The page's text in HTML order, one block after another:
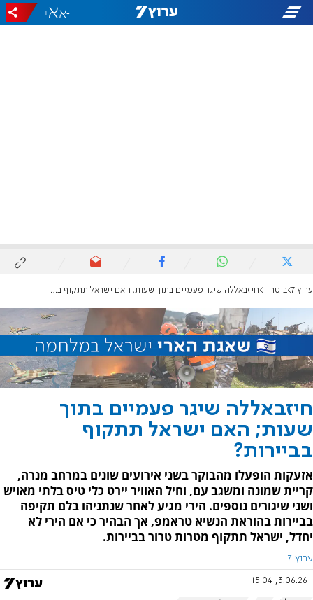
-
+
ערוץ 7 ביטחון חיזבאללה שיגר פעמיים בתוך שעות; האם ישראל תתקוף בביירות?
חיזבאללה שיגר פעמיים בתוך
שעות; האם ישראל תתקוף
בביירות?
אזעקות הופעלו מהבוקר בשני אירועים שונים במרחב מנרה,
קריית שמונה ומשגב עם, וחיל האוויר יירט כלי טיס בלתי מאויש
ושני שיגורים נוספים. הירי מגיע לאחר שנתניהו בלם תקיפה
בביירות בהוראת הנשיא טראמפ, אך הבהיר כי אם הירי לא
יחדל, ישראל תתקוף מטרות טרור בביירות.
ערוץ 7
3.06.26, 15:04